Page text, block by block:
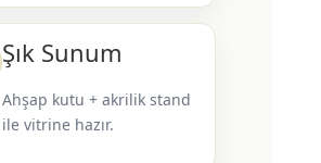
Şık Sunum
Ahşap kutu + akrilik stand
ile vitrine hazır.